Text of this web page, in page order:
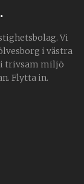
Vi
i västra
i trivsam miljö
Flytta in.